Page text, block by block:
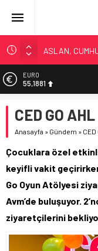
ASLAN,
SIR PERDESİ
ÇORUM
ÇORUM’DA
ALTIN
6.660,55
13.779,39
DOLAR
55,1881
CED GO
Anasayfa » Gündem » CED
Çocuklara özel
keyifli vakit
Go Oyun Atölyesi
Avm’de buluşuyor.
ziyaretçilerini